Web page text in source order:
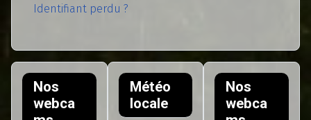
Identifiant perdu ?
Nos
webca
Météo
locale
Nos
webca